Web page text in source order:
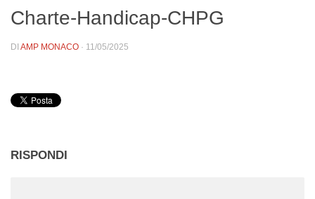
Charte-Handicap-CHPG
DI AMP MONACO · 11/05/2025
RISPONDI